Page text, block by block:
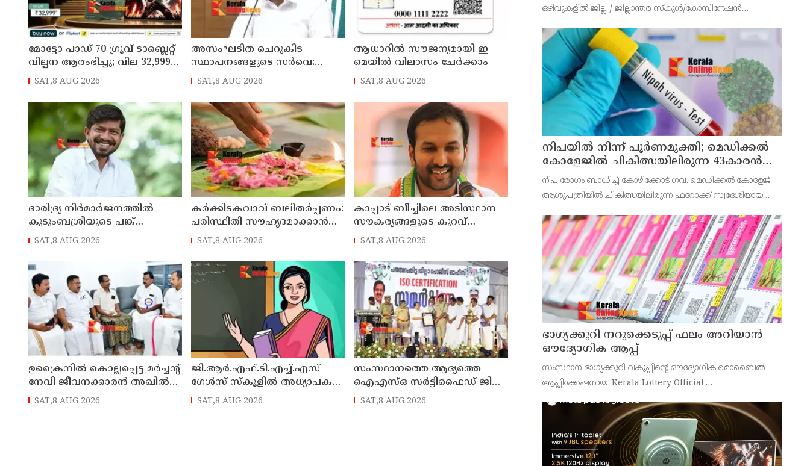
മോട്ടോ പാഡ് 70 ഗ്രൂവ് ടാബ്ലെറ്റ്
വില്പന ആരംഭിച്ചു; വില 32,999
രൂപ മുതൽ
SAT,8 AUG 2026
അസംഘടിത ചെറുകിട
സ്ഥാപനങ്ങളുടെ സർവെ:
കൃത്യമായ വിവരങ്ങൾ
നൽകണമെന്ന് മുഖ്യമന്ത്രി വി
ഡി സതീശൻ
SAT,8 AUG 2026
ആധാറിൽ സൗജന്യമായി ഇ-
മെയിൽ വിലാസം ചേർക്കാം
SAT,8 AUG 2026
ദാരിദ്ര്യ നിർമാർജനത്തിൽ
കുടുംബശ്രീയുടെ പങ്ക്
ശ്രദ്ധേയം: മന്ത്രി ഒ. ജെ. ജനീഷ്
SAT,8 AUG 2026
കർക്കിടകവാവ് ബലിതർപ്പണം:
പരിസ്ഥിതി സൗഹൃദമാക്കാൻ
കർശന നിർദ്ദേശവുമായി
SAT,8 AUG 2026
കാപ്പാട് ബീച്ചിലെ അടിസ്ഥാന
സൗകര്യങ്ങളുടെ കുറവ്
പരിഹരിക്കും : മന്ത്രി പി.സി
SAT,8 AUG 2026
ഉക്രൈനിൽ കൊല്ലപ്പെട്ട മർച്ചന്റ്
നേവി ജീവനക്കാരൻ അഖിൽ
ജോയലിന്റെ വീട് മന്ത്രി അനൂപ്
ജേക്കബ്ബ് സന്ദർശിച്ചു
SAT,8 AUG 2026
ജി.ആർ.എഫ്.ടി.എച്ച്.എസ്
ഗേൾസ് സ്‌കൂളിൽ അധ്യാപക
നിയമനം
SAT,8 AUG 2026
സംസ്ഥാനത്തെ ആദ്യത്തെ
ഐഎസ്ഒ സർട്ടിഫൈഡ് ജില്ല
പൊലീസ് ഓഫീസ്
പത്തനംതിട്ടയിൽ
SAT,8 AUG 2026
ഒഴിവുകളിൽ ജില്ല / ജില്ലാന്തര സ്‌കൂൾ/കോമ്പിനേഷൻ
ആഗസ്റ്റ് 7 ന് വൈകിട്ട് 4 മണി വരെ നൽകിയിരുന്നു
നിപയിൽ നിന്ന് പൂർണമുക്തി; മെഡിക്കൽ
കോളേജിൽ ചികിത്സയിലിരുന്ന 43കാരൻ
വീട്ടിലേക്ക് മടങ്ങി
നിപ രോഗം ബാധിച്ച് കോഴിക്കോട് ഗവ. മെഡിക്കൽ കോളേജ്
ആശുപത്രിയിൽ ചികിത്സയിലിരുന്ന ഫറോക്ക് സ്വദേശിയായ
ഭാഗ്യക്കുറി നറുക്കെടുപ്പ് ഫലം അറിയാൻ
ഔദ്യോഗിക ആപ്പ്
സംസ്ഥാന ഭാഗ്യക്കുറി വകുപ്പിന്റെ ഔദ്യോഗിക മൊബൈൽ
ആപ്ലിക്കേഷനായ 'Kerala Lottery Official'
ഭാഗ്യക്കുറി വകുപ്പ് ഡയറക്ടർ അഞ്ജു കെ എസ് അറിയിച്ചു.